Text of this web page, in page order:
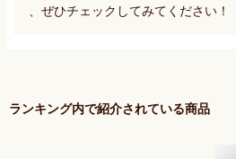
、ぜひチェックしてみてください！
ランキング内で紹介されている商品